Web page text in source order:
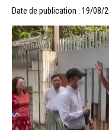
Date de publication : 19/08/